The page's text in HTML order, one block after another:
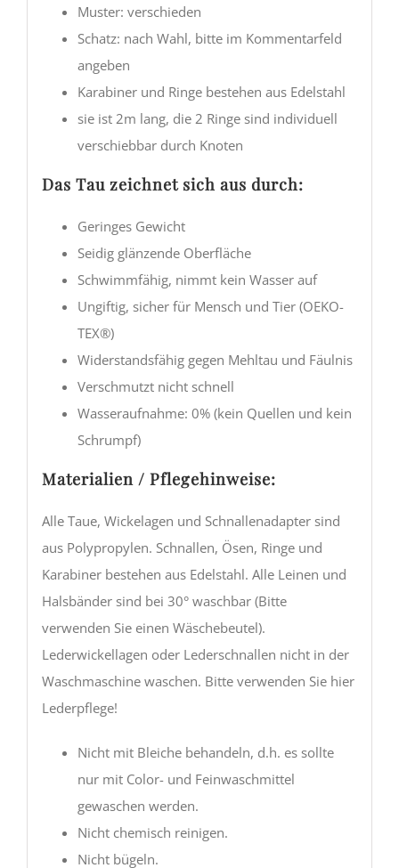
Muster: verschieden
Schatz: nach Wahl, bitte im Kommentarfeld
angeben
Karabiner und Ringe bestehen aus Edelstahl
sie ist 2m lang, die 2 Ringe sind individuell
verschiebbar durch Knoten
Das Tau zeichnet sich aus durch:
Geringes Gewicht
Seidig glänzende Oberfläche
Schwimmfähig, nimmt kein Wasser auf
Ungiftig, sicher für Mensch und Tier (OEKO-
TEX®)
Widerstandsfähig gegen Mehltau und Fäulnis
Verschmutzt nicht schnell
Wasseraufnahme: 0% (kein Quellen und kein
Schrumpf)
Materialien / Pflegehinweise:
Alle Taue, Wickelagen und Schnallenadapter sind
aus Polypropylen. Schnallen, Ösen, Ringe und
Karabiner bestehen aus Edelstahl. Alle Leinen und
Halsbänder sind bei 30° waschbar (Bitte
verwenden Sie einen Wäschebeutel).
Lederwickellagen oder Lederschnallen nicht in der
Waschmaschine waschen. Bitte verwenden Sie hier
Lederpflege!
Nicht mit Bleiche behandeln, d.h. es sollte
nur mit Color- und Feinwaschmittel
gewaschen werden.
Nicht chemisch reinigen.
Nicht bügeln.